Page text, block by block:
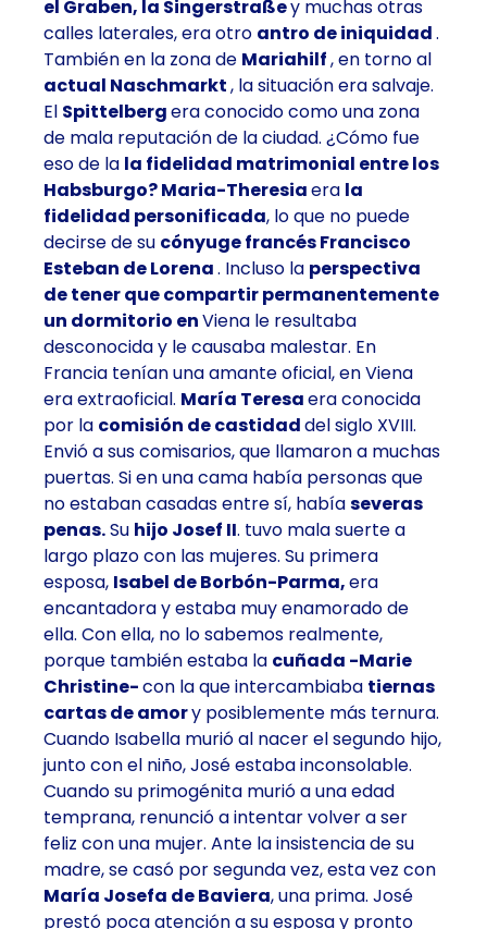
el Graben, la Singerstraßey muchas otras
calles laterales, era otro antro de iniquidad.
También en la zona de Mariahilf, en torno al
actual Naschmarkt, la situación era salvaje.
El Spittelbergera conocido como una zona
de mala reputación de la ciudad. ¿Cómo fue
eso de la la fidelidad matrimonial entre los
Habsburgo? Maria-Theresiaera la
fidelidad personificada, lo que no puede
decirse de su cónyuge francés Francisco
Esteban de Lorena. Incluso la perspectiva
de tener que compartir permanentemente
un dormitorio enViena le resultaba
desconocida y le causaba malestar. En
Francia tenían una amante oficial, en Viena
era extraoficial. María Teresaera conocida
por la comisión de castidaddel siglo XVIII.
Envió a sus comisarios, que llamaron a muchas
puertas. Si en una cama había personas que
no estaban casadas entre sí, habíaseveras
penas.Su hijo Josef II. tuvo mala suerte a
largo plazo con las mujeres. Su primera
esposa, Isabel de Borbón-Parma,era
encantadora y estaba muy enamorado de
ella. Con ella, no lo sabemos realmente,
porque también estaba la cuñada -Marie
Christine-con la que intercambiaba tiernas
cartas de amory posiblemente más ternura.
Cuando Isabella murió al nacer el segundo hijo,
junto con el niño, José estaba inconsolable.
Cuando su primogénita murió a una edad
temprana, renunció a intentar volver a ser
feliz con una mujer. Ante la insistencia de su
madre, se casó por segunda vez, esta vez con
María Josefa de Baviera, una prima. José
prestó poca atención a su esposa y pronto